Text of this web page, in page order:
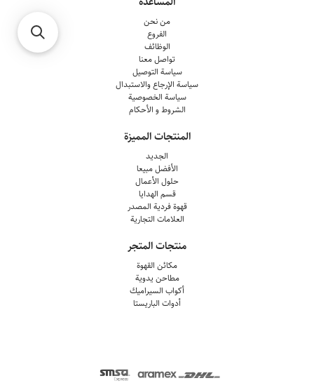
من نحن
الفروع
الوظائف
تواصل معنا
سياسة التوصيل
سياسة الإرجاع والاستبدال
سياسة الخصوصية
الشروط و الأحكام
المنتجات المميزة
الجديد
الأفضل مبيعا
حلول الأعمال
قسم الهدايا
قهوة فردية المصدر
العلامات التجارية
منتجات المتجر
مكائن القهوة
مطاحن يدوية
أكواب السيراميك
أدوات الباريستا